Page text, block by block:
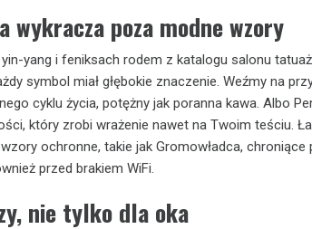
wykracza poza modne wzory
yang i feniksach rodem z katalogu salonu
symbol miał głębokie znaczenie. Weźmy na
cyklu życia, potężny jak poranna kawa. Albo
który zrobi wrażenie nawet na Twoim teściu.
ochronne, takie jak Gromowładca, chroniące
przed brakiem WiFi.
nie tylko dla oka